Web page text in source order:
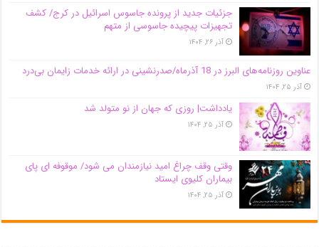
جزئیات جدید از پرونده جاسوس اسرائیل در کرج/‌ کشف
تجهیزات پیچیده جاسوسی از متهم
آذر ۲۶, ۱۴۰۴
عناوین روزنامه‌های البرز در ‌18 آذرماه/صدرنشینی در ارائه خدمات زایمان بی‌درد
آذر ۲۵, ۱۴۰۴
یادداشت| روزی که جهان از نو متولد شد
آذر ۲۵, ۱۴۰۴
وقتی وقف چراغ امید نیازمندان می شود/ موقوفه ای پای
بیماران کلیوی ایستاد
آذر ۲۵, ۱۴۰۴